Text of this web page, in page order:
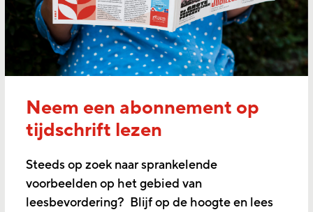
Neem een abonnement op
tijdschrift lezen
Steeds op zoek naar sprankelende
voorbeelden op het gebied van
leesbevordering? Blijf op de hoogte en lees